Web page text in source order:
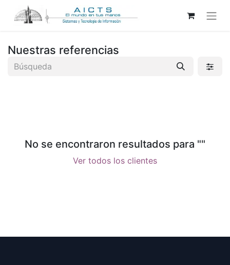
Nuestras referencias
No se encontraron resultados para ""
Ver todos los clientes